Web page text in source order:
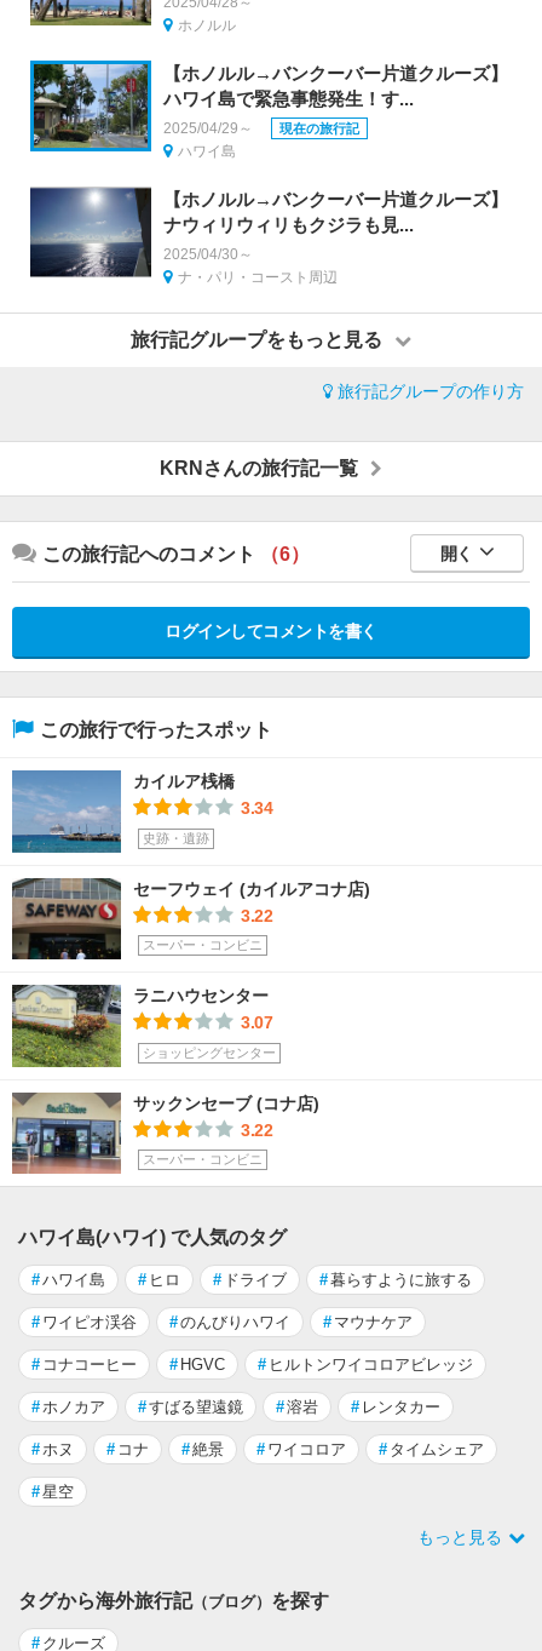
ホノルル
【ホノルル→バンクーバー片道クルーズ】
ハワイ島で緊急事態発生！す...
2025/04/29～ 現在の旅行記
ハワイ島
【ホノルル→バンクーバー片道クルーズ】
ナウィリウィリもクジラも見...
2025/04/30～
ナ・パリ・コースト周辺
旅行記グループをもっと見る
旅行記グループの作り方
KRNさんの旅行記一覧
この旅行記へのコメント （6） 開く
ログインしてコメントを書く
この旅行で行ったスポット
カイルア桟橋
3.34
史跡・遺跡
セーフウェイ (カイルアコナ店)
3.22
スーパー・コンビニ
ラニハウセンター
3.07
ショッピングセンター
サックンセーブ (コナ店)
3.22
スーパー・コンビニ
ハワイ島(ハワイ) で人気のタグ
#ハワイ島 # ヒロ # ドライブ #暮らすように旅する
# ワイピオ渓谷 #のんびりハワイ # マウナケア
# コナコーヒー # HGVC # ヒルトンワイコロアビレッジ
#ホノカア #すばる望遠鏡 #溶岩 # レンタカー
#ホヌ # コナ #絶景 # ワイコロア # タイムシェア
#星空
もっと見る
タグから海外旅行記（ブログ） を探す
# クルーズ